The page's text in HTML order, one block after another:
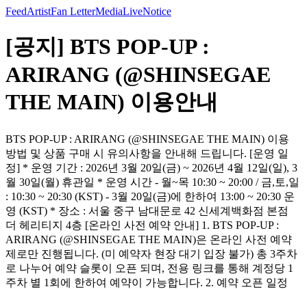
FeedArtistFan LetterMediaLiveNotice
[공지] BTS POP-UP :
ARIRANG (@SHINSEGAE
THE MAIN) 이용안내
BTS POP-UP : ARIRANG (@SHINSEGAE THE MAIN) 이용
방법 및 상품 구매 시 유의사항을 안내해 드립니다. [운영 일
정] * 운영 기간 : 2026년 3월 20일(금) ~ 2026년 4월 12일(일), 3
월 30일(월) 휴관일 * 운영 시간 - 월~목 10:30 ~ 20:00 / 금,토,일
: 10:30 ~ 20:30 (KST) - 3월 20일(금)에 한하여 13:00 ~ 20:30 운
영 (KST) * 장소 : 서울 중구 남대문로 42 신세계백화점 본점
더 헤리티지 4층 [온라인 사전 예약 안내] 1. BTS POP-UP :
ARIRANG (@SHINSEGAE THE MAIN)은 온라인 사전 예약
제로만 진행됩니다. (미 예약자 현장 대기 입장 불가) 총 3주차
로 나누어 예약 슬롯이 오픈 되며, 전용 링크를 통해 계정당 1
주차 별 1회에 한하여 예약이 가능합니다. 2. 예약 오픈 일정